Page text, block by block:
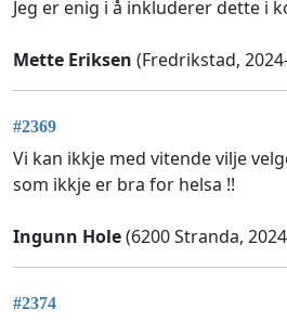
Jeg er enig i å inkluderer dette i
Mette Eriksen (Fredrikstad,
#2369
Vi kan ikkje med vitende vilje
som ikkje er bra for helsa !!
Ingunn Hole(6200 Stranda,
#2374